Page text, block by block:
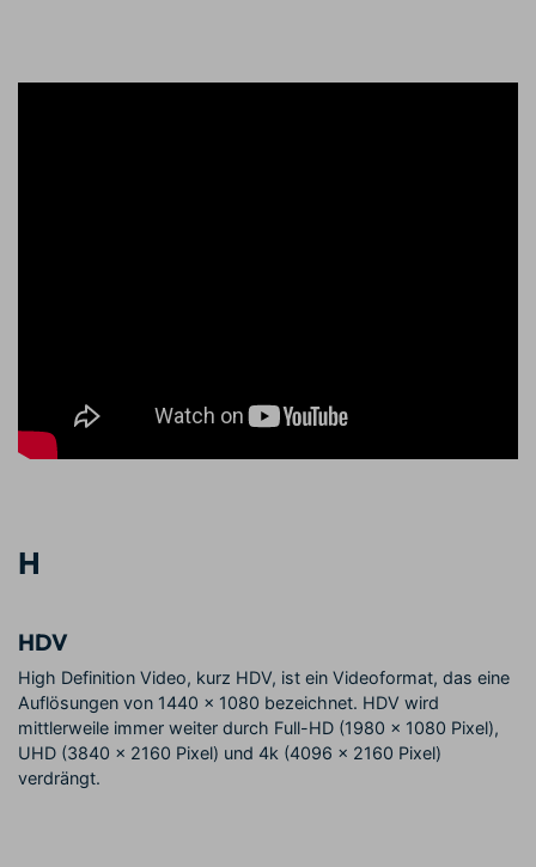
H
HDV
High Definition Video, kurz HDV, ist ein Videoformat, das eine
Auflösungen von 1440 × 1080 bezeichnet. HDV wird
mittlerweile immer weiter durch Full-HD (1980 x 1080 Pixel),
UHD (3840 × 2160 Pixel) und 4k (4096 × 2160 Pixel)
verdrängt.